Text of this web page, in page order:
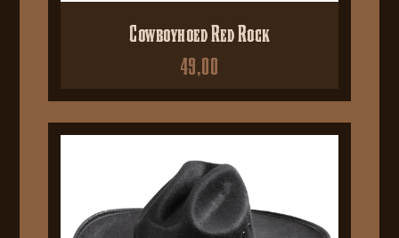
Cowboyhoed Red Rock
49,00